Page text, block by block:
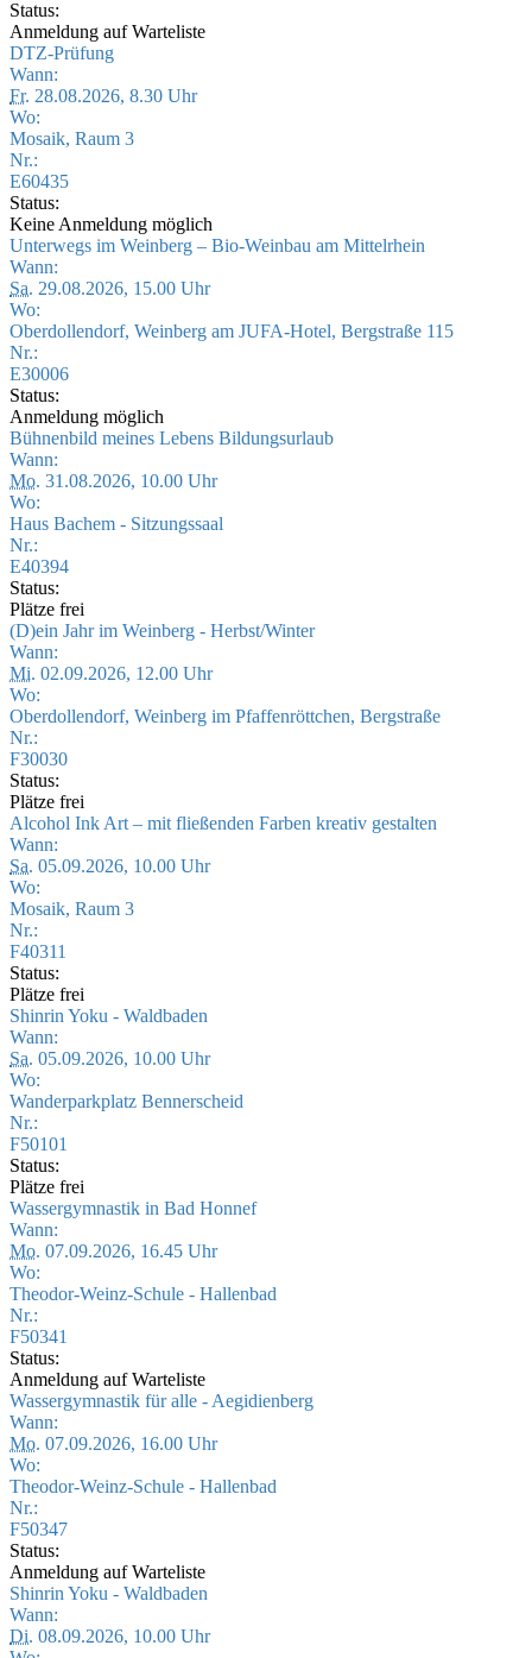
Status:
Anmeldung auf Warteliste
DTZ-Prüfung
Wann:
Fr. 28.08.2026, 8.30 Uhr
Wo:
Mosaik, Raum 3
Nr.:
E60435
Status:
Keine Anmeldung möglich
Unterwegs im Weinberg – Bio-Weinbau am Mittelrhein
Wann:
Sa. 29.08.2026, 15.00 Uhr
Wo:
Oberdollendorf, Weinberg am JUFA-Hotel, Bergstraße 115
Nr.:
E30006
Status:
Anmeldung möglich
Bühnenbild meines Lebens Bildungsurlaub
Wann:
Mo. 31.08.2026, 10.00 Uhr
Wo:
Haus Bachem - Sitzungssaal
Nr.:
E40394
Status:
Plätze frei
(D)ein Jahr im Weinberg - Herbst/Winter
Wann:
Mi. 02.09.2026, 12.00 Uhr
Wo:
Oberdollendorf, Weinberg im Pfaffenröttchen, Bergstraße
Nr.:
F30030
Status:
Plätze frei
Alcohol Ink Art – mit fließenden Farben kreativ gestalten
Wann:
Sa. 05.09.2026, 10.00 Uhr
Wo:
Mosaik, Raum 3
Nr.:
F40311
Status:
Plätze frei
Shinrin Yoku - Waldbaden
Wann:
Sa. 05.09.2026, 10.00 Uhr
Wo:
Wanderparkplatz Bennerscheid
Nr.:
F50101
Status:
Plätze frei
Wassergymnastik in Bad Honnef
Wann:
Mo. 07.09.2026, 16.45 Uhr
Wo:
Theodor-Weinz-Schule - Hallenbad
Nr.:
F50341
Status:
Anmeldung auf Warteliste
Wassergymnastik für alle - Aegidienberg
Wann:
Mo. 07.09.2026, 16.00 Uhr
Wo:
Theodor-Weinz-Schule - Hallenbad
Nr.:
F50347
Status:
Anmeldung auf Warteliste
Shinrin Yoku - Waldbaden
Wann:
Di. 08.09.2026, 10.00 Uhr